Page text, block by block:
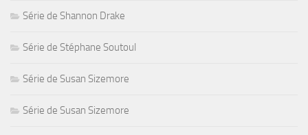
Série de Shannon Drake
Série de Stéphane Soutoul
Série de Susan Sizemore
Série de Susan Sizemore